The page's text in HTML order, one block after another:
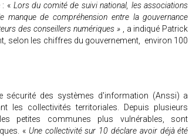
«Lors du comité de suivi national, les associations
de compréhension entre la gouvernance
des conseillers numériques »
, a indiqué Patrick
selon les chiffres du gouvernement, environ 100
sécurité des systèmes d'information (Anssi) a
les collectivités territoriales. Depuis plusieurs
petites communes plus vulnérables, sont
«Une collectivité sur 10 déclare avoir déjà été